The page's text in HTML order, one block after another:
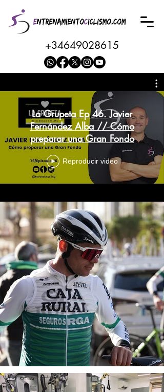
+34649028615
La Grupeta Ep 46. Javier
Fernández Alba // Cómo
preparar una Gran Fondo
Reproducir video